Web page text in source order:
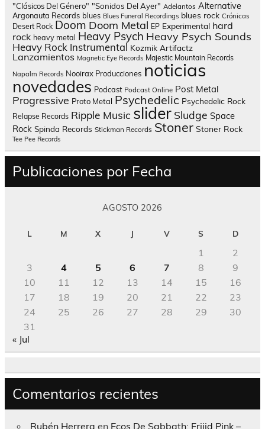
"Clásicos Del Género" "Sonidos Del Ayer" Adelantos Alternative
Argonauta Records blues Blues Funeral Recordings blues rock Crónicas
Desert Rock Doom Doom Metal EP Experimental hard
rock heavy metal Heavy Psych Heavy Psych Sounds
Heavy Rock Instrumental Kozmik Artifactz
Lanzamientos Magnetic Eye Records Majestic Mountain Records
Napalm Records Nooirax Producciones noticias
novedades Podcast Podcast Online Post Metal
Progressive Proto Metal Psychedelic Psychedelic Rock
Relapse Records Ripple Music slider Sludge Space
Rock Spinda Records Stickman Records Stoner Stoner Rock
Tee Pee Records
Publicaciones por Fecha
AGOSTO 2026
L M X J V S D
1
2
3
4 5 6 7 8
9
10
11 12 13 14 15
16
17
18 19 20 21 22
23
24
25 26 27 28 29
30
31
« Jul
Comentarios recientes
Rubén Herrera en Ecos De Sabbath; Frijid Pink –